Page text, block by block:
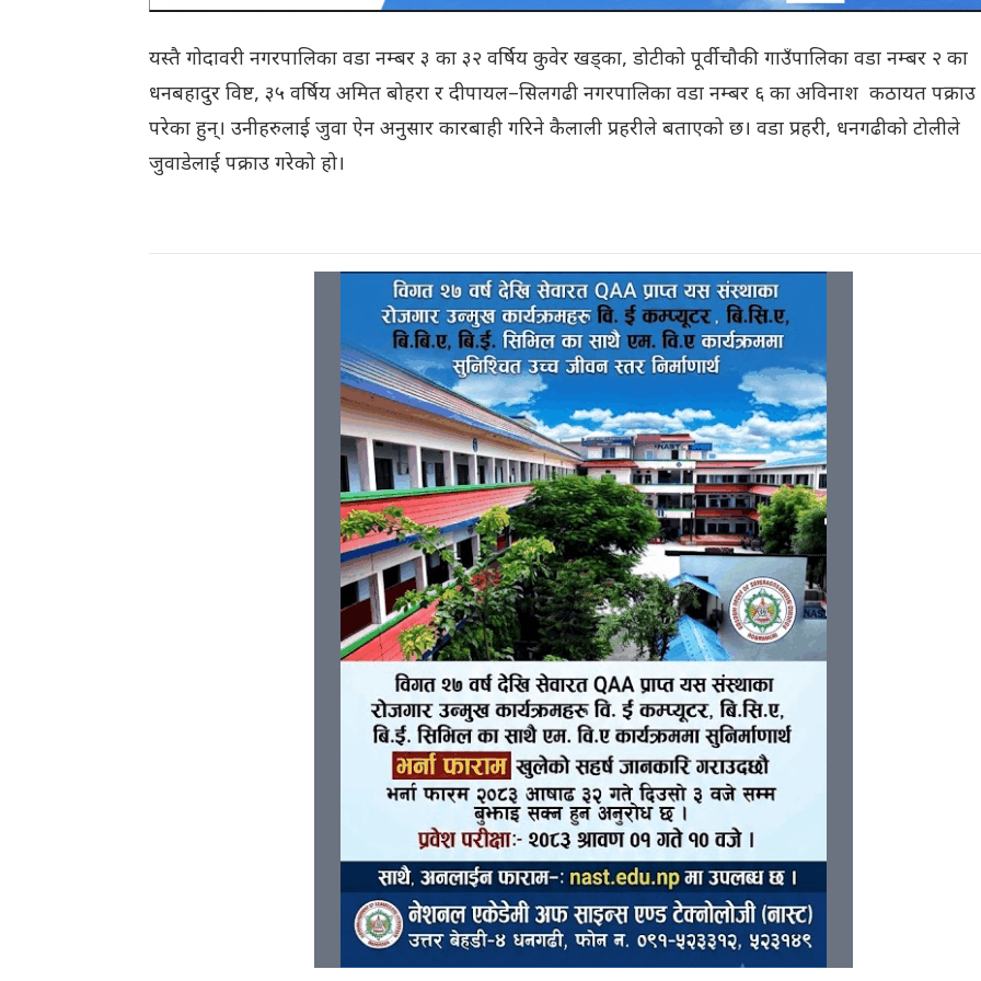
यस्तै गोदावरी नगरपालिका वडा नम्बर ३ का ३२ वर्षिय कुवेर खड्का, डोटीको पूर्वीचौकी गाउँपालिका वडा नम्बर २ का
धनबहादुर विष्ट, ३५ वर्षिय अमित बोहरा र दीपायल–सिलगढी नगरपालिका वडा नम्बर ६ का अविनाश कठायत पक्राउ
परेका हुन्। उनीहरुलाई जुवा ऐन अनुसार कारबाही गरिने कैलाली प्रहरीले बताएको छ। वडा प्रहरी, धनगढीको टोलीले
जुवाडेलाई पक्राउ गरेको हो।